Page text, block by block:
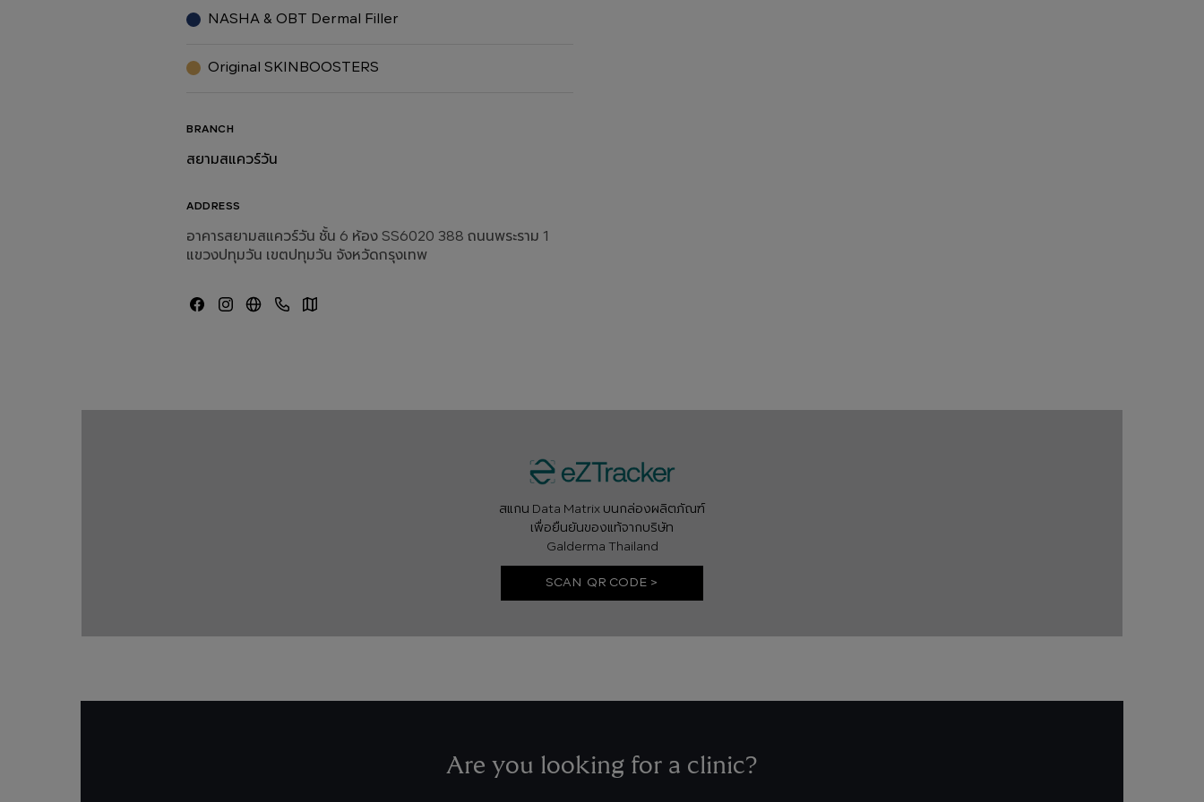
NASHA & OBT Dermal Filler
Original SKINBOOSTERS
BRANCH
สยามสแควร์วัน
ADDRESS
อาคารสยามสแควร์วัน ชั้น 6 ห้อง SS6020 388 ถนนพระราม 1
แขวงปทุมวัน เขตปทุมวัน จังหวัดกรุงเทพ
สแกน Data Matrix บนกล่องผลิตภัณฑ์
เพื่อยืนยันของแท้จากบริษัท
Galderma Thailand
SCAN QR CODE >
Are you looking for a clinic?